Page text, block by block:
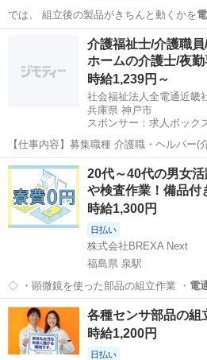
では、 組立後の製品がきちんと動くかを
た、 加工後の…
工場
介護福祉士/介護職
ホームの介護士/夜勤
時給1,239円～
兵庫県 神戸市
スポンサー：求人ボック
【仕事内容】募集職種 介護職・ヘルパー(
ート・アルバイト 仕事内容 身体介護、食
助、リネン交換、レク企画・運営 給与・
給与の備考> 日給 2...
アルバイト・パート
20代～40代の男女
や検査作業！備品
時給1,300円
日払い
株式会社BREXA Next
福島県 泉駅
◇ ・顕微鏡を使った部品の組立作業 ・ 電
付け ★ク…
福島 いわき市 工場
各種センサ部品の組
時給1,200円
日払い